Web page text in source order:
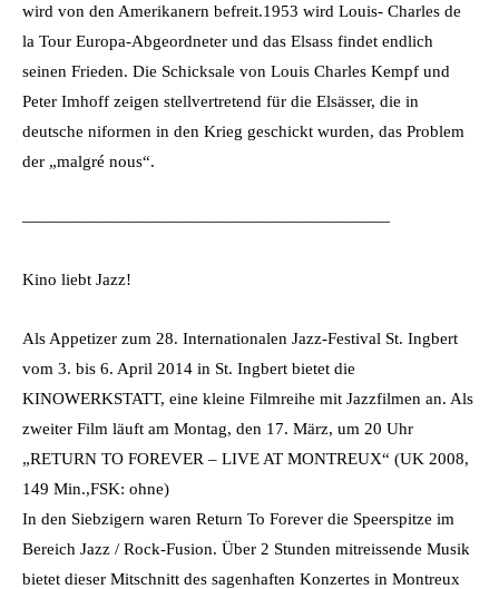
wird von den Amerikanern befreit.1953 wird Louis- Charles de
la Tour Europa-Abgeordneter und das Elsass findet endlich
seinen Frieden. Die Schicksale von Louis Charles Kempf und
Peter Imhoff zeigen stellvertretend für die Elsässer, die in
deutsche niformen in den Krieg geschickt wurden, das Problem
der „malgré nous“.
——————————————————————
Kino liebt Jazz!
Als Appetizer zum 28. Internationalen Jazz-Festival St. Ingbert
vom 3. bis 6. April 2014 in St. Ingbert bietet die
KINOWERKSTATT, eine kleine Filmreihe mit Jazzfilmen an. Als
zweiter Film läuft am Montag, den 17. März, um 20 Uhr
„RETURN TO FOREVER – LIVE AT MONTREUX“ (UK 2008,
149 Min.,FSK: ohne)
In den Siebzigern waren Return To Forever die Speerspitze im
Bereich Jazz / Rock-Fusion. Über 2 Stunden mitreissende Musik
bietet dieser Mitschnitt des sagenhaften Konzertes in Montreux